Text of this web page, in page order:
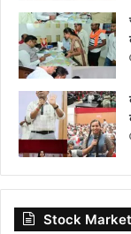
Stock Market